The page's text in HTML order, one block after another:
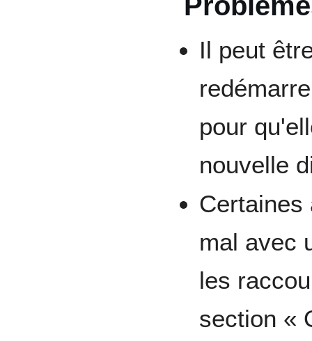
Il peut
pour
nouvelle
Certaines
mal avec
les
section «